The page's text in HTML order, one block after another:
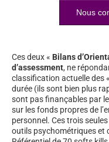
Nous
Ces deux « Bilans
d’assessment, ne
classification actuelle des
durée (ils sont bien plus
sont pas finançables par
sur les fonds propres de
personnel. Ces trois
outils psychométriques et